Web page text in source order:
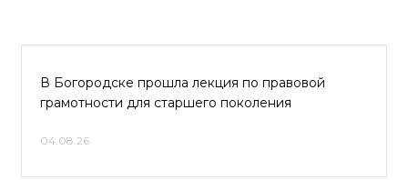
В Богородске прошла лекция по правовой
грамотности для старшего поколения
04.08.26